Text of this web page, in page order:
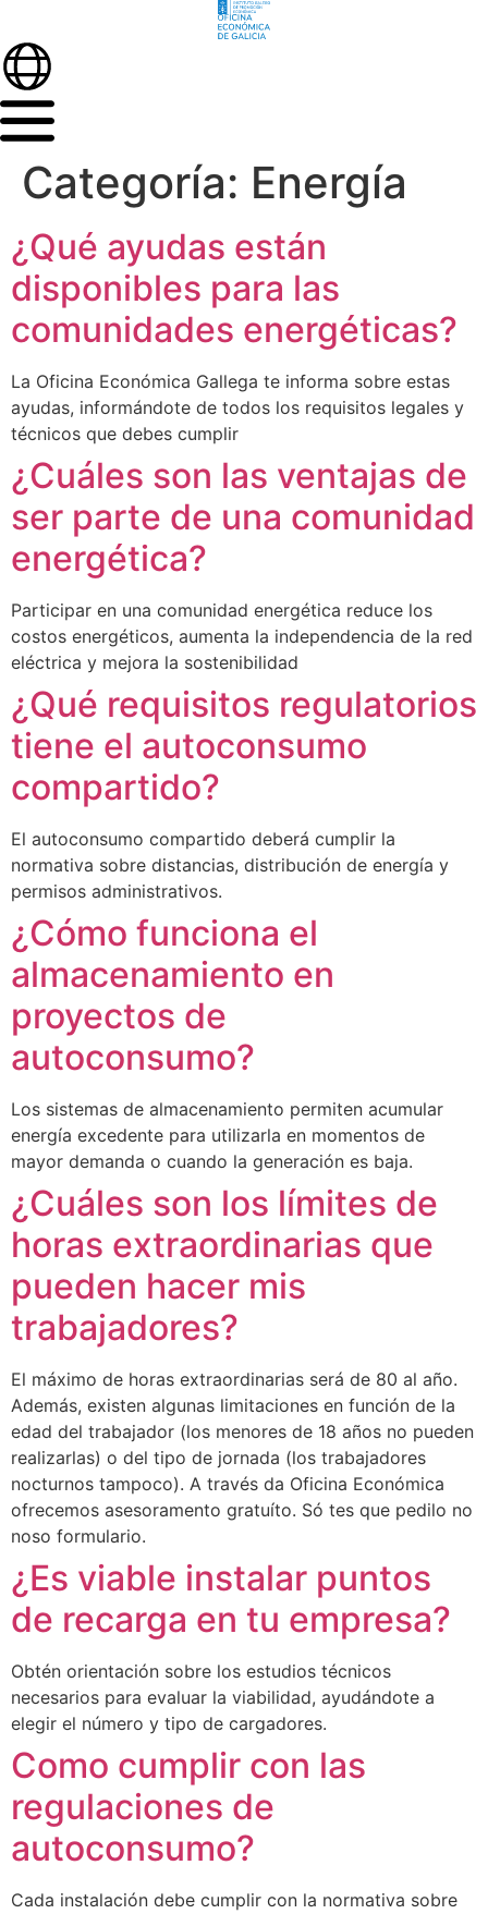
Categoría: Energía
¿Qué ayudas están
disponibles para las
comunidades energéticas?
La Oficina Económica Gallega te informa sobre estas
ayudas, informándote de todos los requisitos legales y
técnicos que debes cumplir
¿Cuáles son las ventajas de
ser parte de una comunidad
energética?
Participar en una comunidad energética reduce los
costos energéticos, aumenta la independencia de la red
eléctrica y mejora la sostenibilidad
¿Qué requisitos regulatorios
tiene el autoconsumo
compartido?
El autoconsumo compartido deberá cumplir la
normativa sobre distancias, distribución de energía y
permisos administrativos.
¿Cómo funciona el
almacenamiento en
proyectos de
autoconsumo?
Los sistemas de almacenamiento permiten acumular
energía excedente para utilizarla en momentos de
mayor demanda o cuando la generación es baja.
¿Cuáles son los límites de
horas extraordinarias que
pueden hacer mis
trabajadores?
El máximo de horas extraordinarias será de 80 al año.
Además, existen algunas limitaciones en función de la
edad del trabajador (los menores de 18 años no pueden
realizarlas) o del tipo de jornada (los trabajadores
nocturnos tampoco). A través da Oficina Económica
ofrecemos asesoramento gratuíto. Só tes que pedilo no
noso formulario.
¿Es viable instalar puntos
de recarga en tu empresa?
Obtén orientación sobre los estudios técnicos
necesarios para evaluar la viabilidad, ayudándote a
elegir el número y tipo de cargadores.
Como cumplir con las
regulaciones de
autoconsumo?
Cada instalación debe cumplir con la normativa sobre